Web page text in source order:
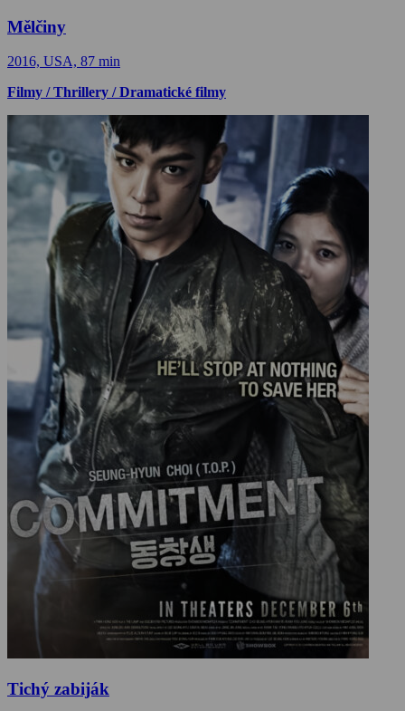
Mělčiny
2016, USA, 87 min
Filmy / Thrillery / Dramatické filmy
Tichý zabiják